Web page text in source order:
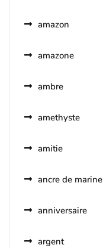
amazon
amazone
ambre
amethyste
amitie
ancre de marine
anniversaire
argent